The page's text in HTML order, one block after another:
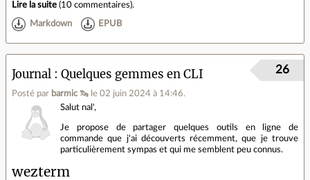
Lire la suite (10 commentaires).
Markdown EPUB
Journal Quelques gemmes en CLI
Posté par barmic 🦦 le 02 juin 2024 à 14:46.
26
Salut nal',
Je propose de partager quelques outils en ligne de
commande que j'ai découverts récemment, que je trouve
particulièrement sympas et qui me semblent peu connus.
wezterm